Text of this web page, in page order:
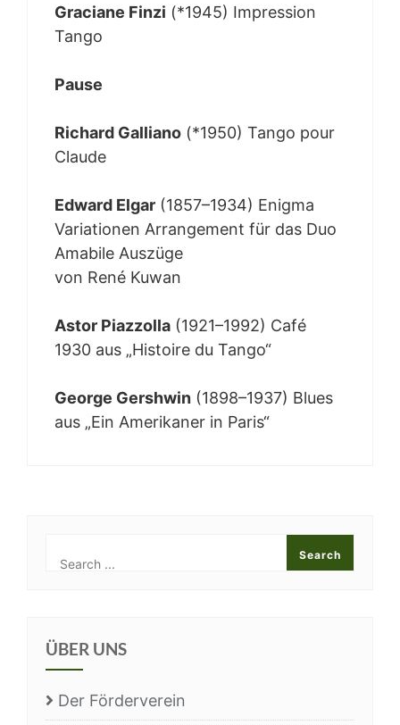
Gra­cia­ne Fin­zi (*1945) Impres­si­on
Tan­go
Pau­se
Richard Gal­lia­no (*1950) Tan­go pour
Clau­de
Edward Elgar (1857–1934) Enig­ma
Varia­tio­nen Arran­ge­ment für das Duo
Ama­bi­le Aus­zü­ge
von René Kuwan
Astor Piaz­zolla (1921–1992) Café
1930 aus „His­toire du Tan­go“
Geor­ge Gershwin (1898–1937) Blues
aus „Ein Ame­ri­ka­ner in Paris“
ÜBER UNS
Der För­der­ver­ein